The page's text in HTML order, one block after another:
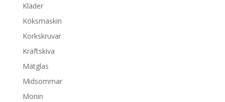
Kläder
Köksmaskin
Korkskruvar
Kräftskiva
Mätglas
Midsommar
Monin